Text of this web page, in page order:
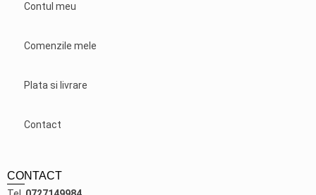
Contul meu
Comenzile mele
Plata si livrare
Contact
CONTACT